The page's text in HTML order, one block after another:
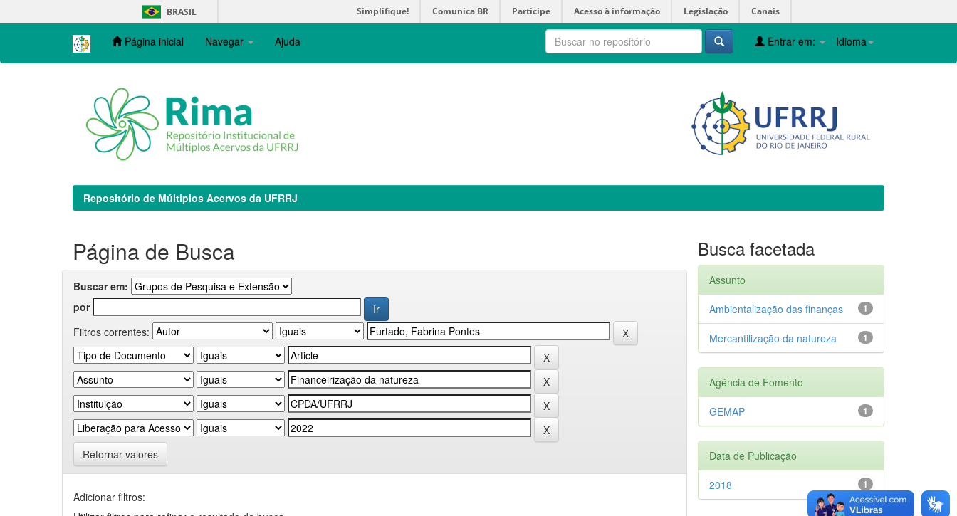
navigation
BRASIL Simplifique! Comunica BR Participe Acesso à informação Legislação Canais
Página inicial Navegar Ajuda Idioma
Entrar em:
Repositório de Múltiplos Acervos da UFRRJ
Página de Busca
Buscar em:
por
Filtros correntes:
Retornar valores
Adicionar filtros:
Busca facetada
Assunto
1
Ambientalização das finanças
1
Mercantilização da natureza
Agência de Fomento
1
GEMAP
Data de Publicação
1
2018